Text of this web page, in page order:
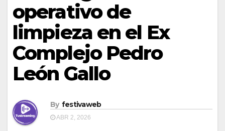
operativo de
limpieza en el Ex
Complejo Pedro
León Gallo
By festivaweb
ABR 2, 2026